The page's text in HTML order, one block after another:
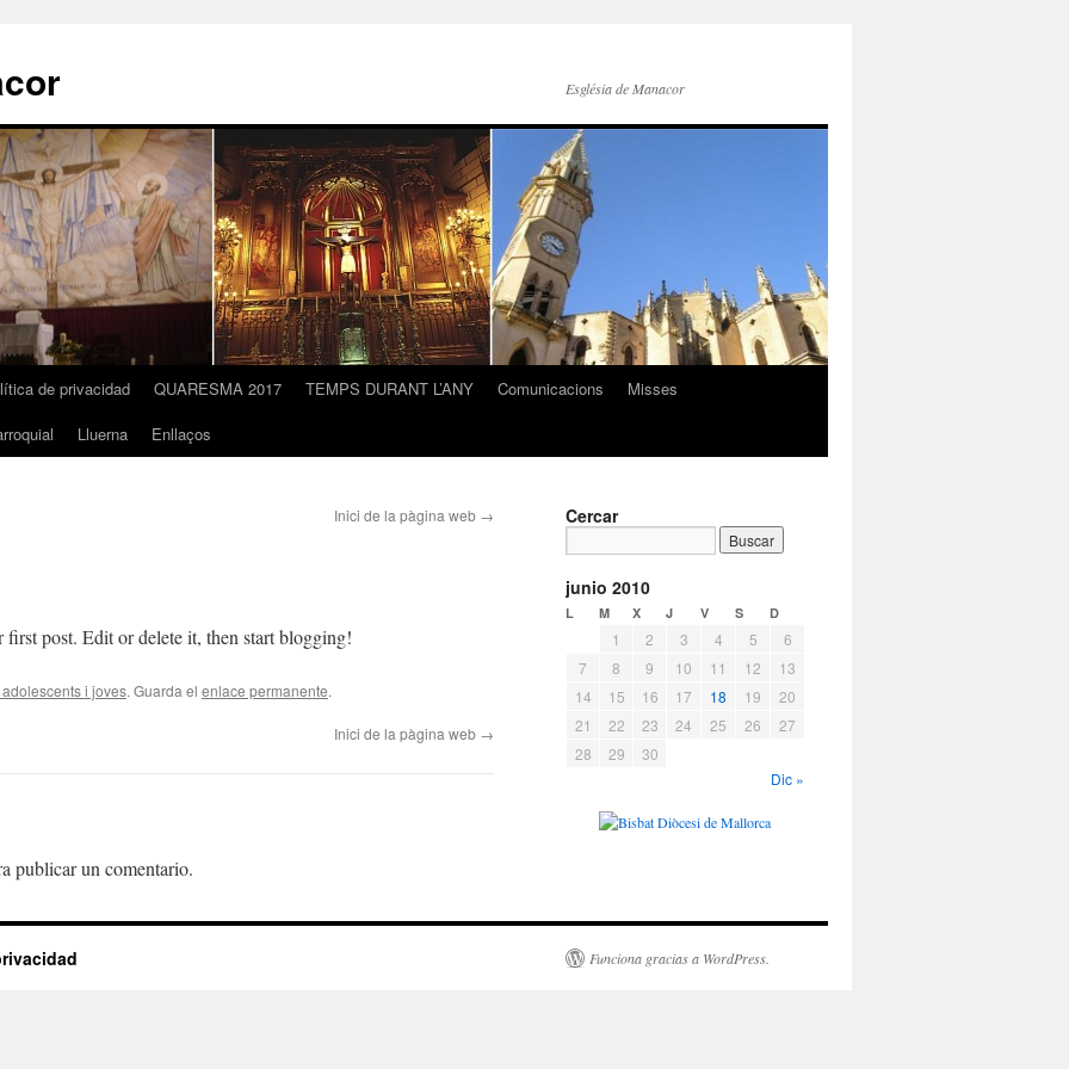
Església de Manacor
de privacidad QUARESMA 2017 TEMPS DURANT L’ANY Comunicacions
Misses
Lluerna Enllaços
Inici de la pàgina web →
post. Edit or delete it, then start blogging!
i joves. Guarda el enlace permanente.
Inici de la pàgina web →
publicar un comentario.
Cercar
junio 2010
L M X J V S D
1 2 3 4 5
6
7
8 9 10 11 12
13
14
15 16 17 18 19
20
21
22 23 24 25 26
27
28
29
30
Dic »
Funciona gracias a WordPress.